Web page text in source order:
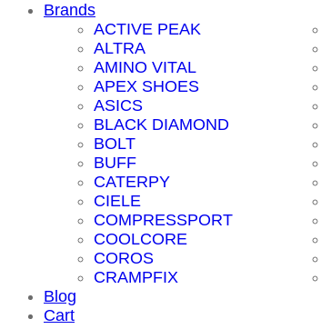
Brands
ACTIVE PEAK
ALTRA
AMINO VITAL
APEX SHOES
ASICS
BLACK DIAMOND
BOLT
BUFF
CATERPY
CIELE
COMPRESSPORT
COOLCORE
COROS
CRAMPFIX
Blog
Cart